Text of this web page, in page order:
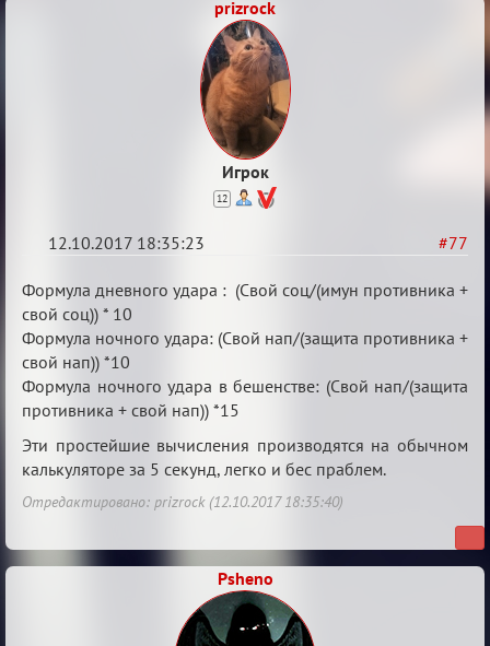
prizrock
Игрок
12
#77
12.10.2017 18:35:23
Re:
Калькулятор
Лиги
Формула дневного удара : (Cвой соц/(имун противника +
свой соц)) * 10
Формула ночного удара: (Свой нап/(защита противника +
свой нап)) *10
Формула ночного удара в бешенстве: (Свой нап/(защита
противника + свой нап)) *15
Эти простейшие вычисления производятся на обычном
калькуляторе за 5 секунд, легко и бес праблем.
Отредактировано: prizrock (12.10.2017 18:35:40)
Psheno